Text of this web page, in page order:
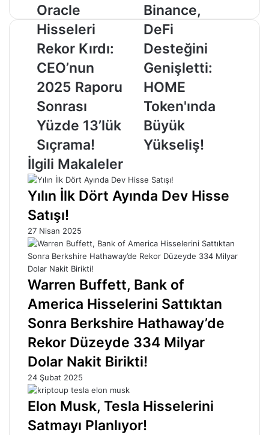
Oracle
Hisseleri
Rekor
Kırdı:
CEO’nun
2025
Raporu
Sonrası
Yüzde
13’lük
Sıçrama!
Oracle
Hisseleri
Rekor Kırdı:
CEO’nun
2025 Raporu
Sonrası
Yüzde 13’lük
Sıçrama!
Binance,
DeFi
Desteğini
Genişletti:
HOME
Token'ında
Büyük
Yükseliş!
Binance,
DeFi
Desteğini
Genişletti:
HOME
Token'ında
Büyük
Yükseliş!
İlgili Makaleler
Yılın İlk Dört Ayında Dev Hisse
Satışı!
27 Nisan 2025
Warren Buffett, Bank of
America Hisselerini Sattıktan
Sonra Berkshire Hathaway’de
Rekor Düzeyde 334 Milyar
Dolar Nakit Birikti!
24 Şubat 2025
Elon Musk, Tesla Hisselerini
Satmayı Planlıyor!